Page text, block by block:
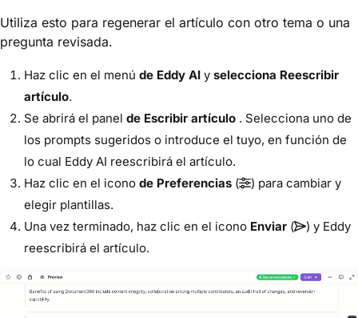
Utiliza esto para regenerar el artículo con otro tema o una
pregunta revisada.
Haz clic en el menú de Eddy AI y selecciona Reescribir
artículo.
Se abrirá el panel de Escribir artículo . Selecciona uno de
los prompts sugeridos o introduce el tuyo, en función de
lo cual Eddy AI reescribirá el artículo.
Haz clic en el icono de Preferencias (
) para cambiar y
elegir plantillas.
Una vez terminado, haz clic en el icono Enviar (
) y Eddy
reescribirá el artículo.